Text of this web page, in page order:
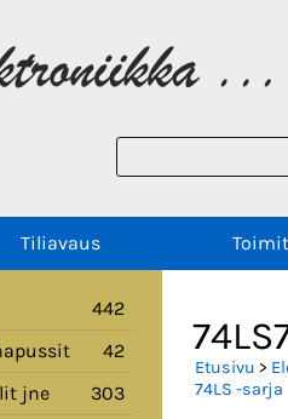
Tiliavaus
442
42
jne
303
Etusivu >
74LS -sarja